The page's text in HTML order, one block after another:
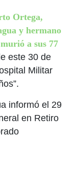
Ortega,
y hermano
a sus 77
este 30 de
Militar
informó el 29
en Retiro